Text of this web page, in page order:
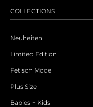
COLLECTIONS
Neuheiten
Limited Edition
Fetisch Mode
Plus Size
Babies + Kids